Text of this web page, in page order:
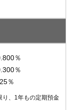
％
％
％
り、1年もの定期預金